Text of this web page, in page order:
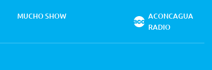
MUCHO SHOW
ACONCAGUA
RADIO